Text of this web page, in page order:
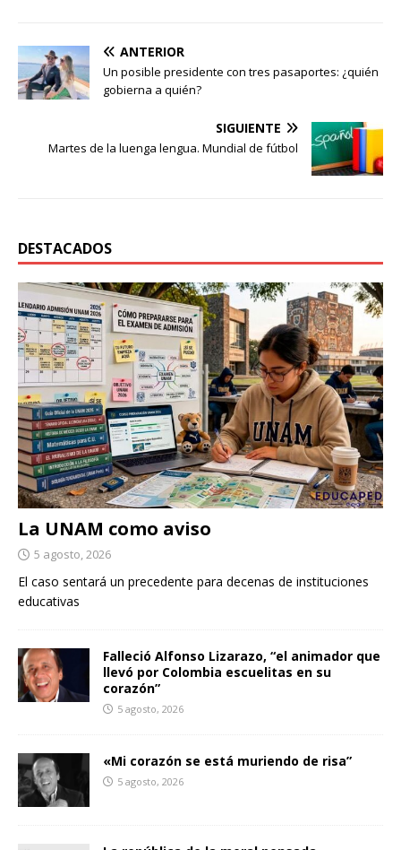
ANTERIOR
Un posible presidente con tres pasaportes: ¿quién
gobierna a quién?
SIGUIENTE
Martes de la luenga lengua. Mundial de fútbol
DESTACADOS
La UNAM como aviso
5 agosto, 2026
El caso sentará un precedente para decenas de instituciones
educativas
Falleció Alfonso Lizarazo, “el animador que
llevó por Colombia escuelitas en su
corazón”
5 agosto, 2026
«Mi corazón se está muriendo de risa”
5 agosto, 2026